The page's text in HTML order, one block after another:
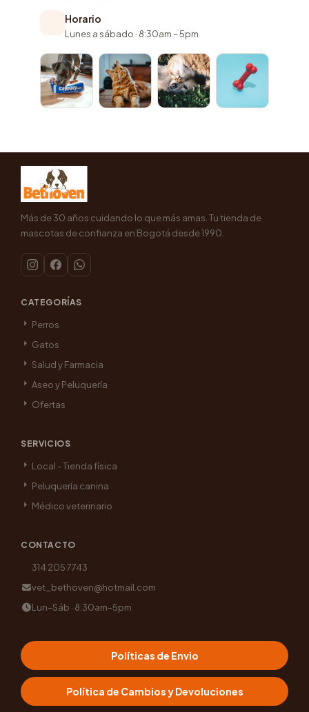
Horario
Lunes a sábado · 8:30am – 5pm
Más de 30 años cuidando lo que más amas. Tu tienda de
mascotas de confianza en Bogotá desde 1990.
CATEGORÍAS
Perros
Gatos
Salud y Farmacia
Aseo y Peluquería
Ofertas
SERVICIOS
Local - Tienda física
Peluquería canina
Médico veterinario
CONTACTO
314 205 7743
vet_bethoven@hotmail.com
Lun–Sáb · 8:30am–5pm
Políticas de Envio
Política de Cambios y Devoluciones